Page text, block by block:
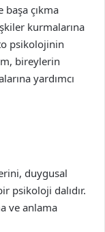
başa çıkma
kurmalarına
psikolojinin
bireylerin
yardımcı
duygusal
psikoloji dalıdır.
ve anlama